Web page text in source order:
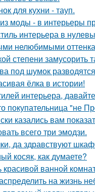
для кухни - тауп.
моды - в интерьеры
интерьера в
нелюбимыми
степени замусорить
под шумок
ёлка в истории!
интерьера,
покупательница "не
казались вам
всего три эмодзи.
да здравствуют
косяк, как думаете?
красивой ванной
на жизнь